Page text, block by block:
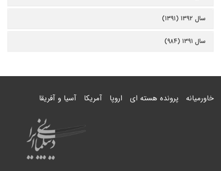
سال ۱۳۹۲ (۱۳۹۱)
سال ۱۳۹۱ (۹۸۴)
خاورمیانه پرونده هسته ای اروپا آمریکا آسیا و آفریقا